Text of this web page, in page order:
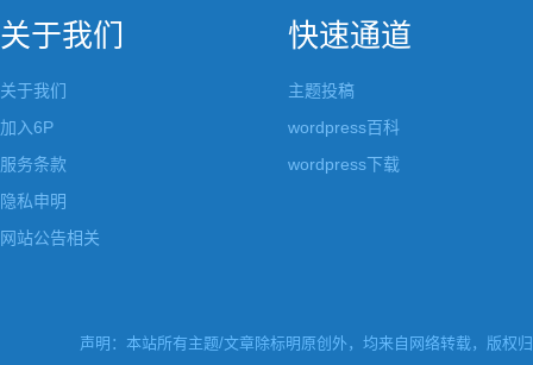
关于我们
关于我们
加入6P
服务条款
隐私申明
网站公告相关
快速通道
主题投稿
wordpress百科
wordpress下载
声明：本站所有主题/文章除标明原创外，均来自网络转载，版权